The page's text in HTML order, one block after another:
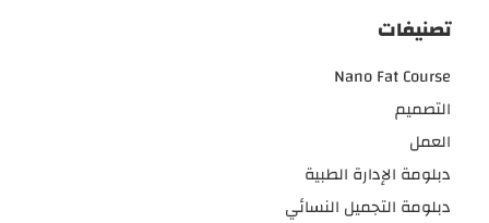
تصنيفات
Nano Fat Course
التصميم
العمل
دبلومة الإدارة الطبية
دبلومة التجميل النسائي